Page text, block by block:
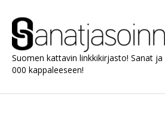
sisältöön
Suomen kattavin linkkikirjasto! Sanat
000 kappaleeseen!